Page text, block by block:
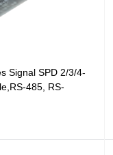
Signal SPD 2/3/4-
485, RS-